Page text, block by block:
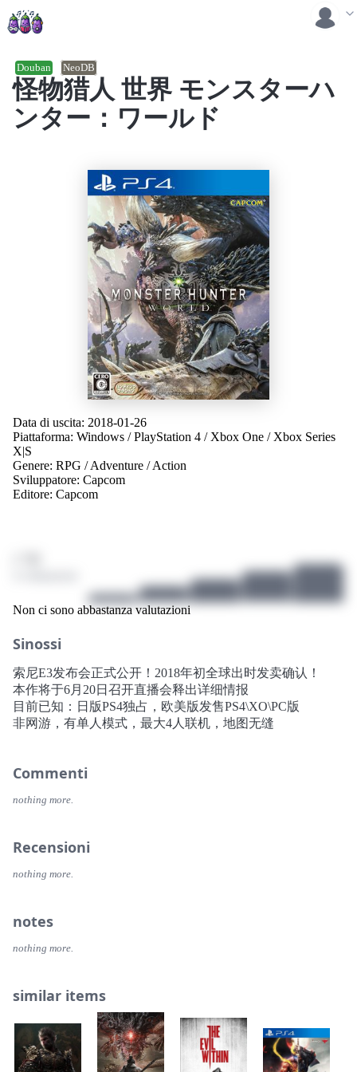
怪物猎人 世界 モンスターハ
ンター：ワールド
Douban NeoDB
Data di uscita: 2018-01-26
Piattaforma: Windows /PlayStation 4 / Xbox One / Xbox Series
X|S
Genere: RPG /Adventure /Action
Sviluppatore: Capcom
Editore: Capcom
Non ci sono abbastanza valutazioni
Sinossi
索尼E3发布会正式公开！2018年初全球出时发卖确认！
本作将于6月20日召开直播会释出详细情报
目前已知：日版PS4独占，欧美版发售PS4\XO\PC版
非网游，有单人模式，最大4人联机，地图无缝
Commenti
nothing more.
Recensioni
nothing more.
notes
nothing more.
similar items